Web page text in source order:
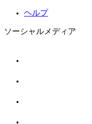
ヘルプ
ソーシャルメディア